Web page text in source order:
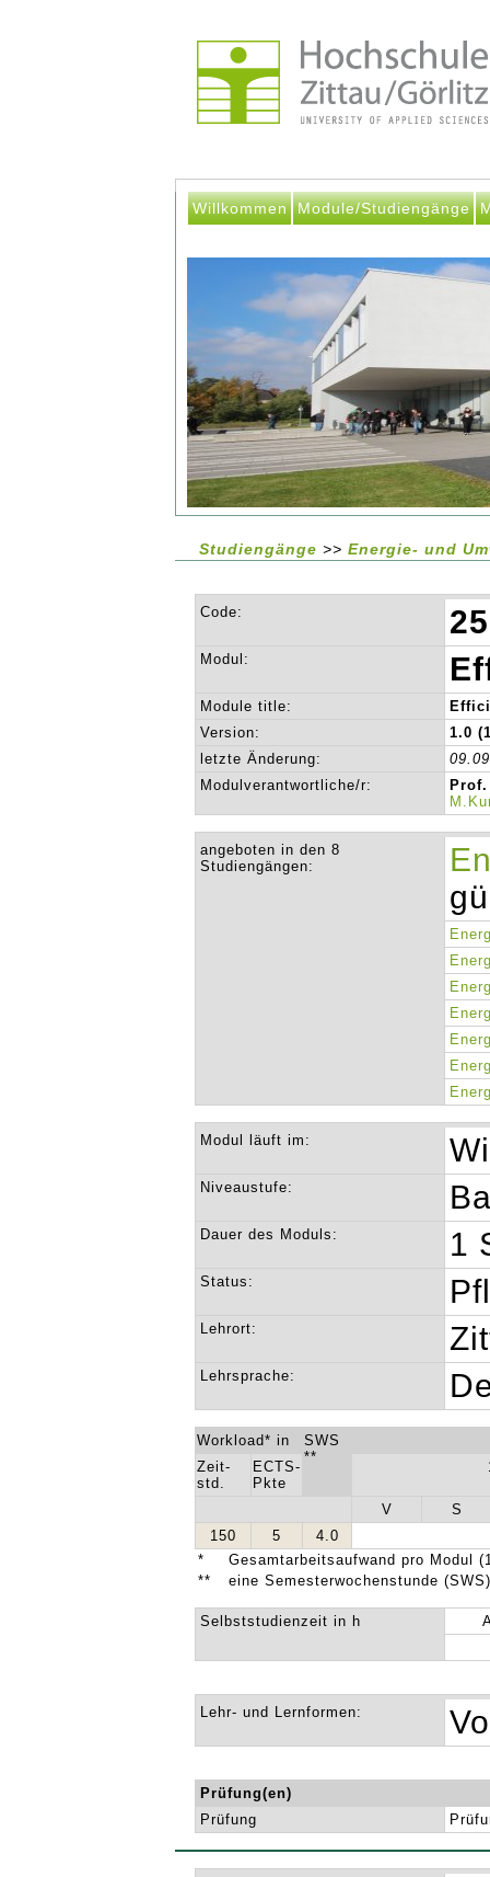
Willkommen Module/Studiengänge
Studiengänge >>Energie- und
Code:
Modul:
Module title:
Version:
1.0
letzte Änderung:
Modulverantwortliche/r:
angeboten in den 8
Studiengängen:
Modul läuft im:
Niveaustufe:
Dauer des Moduls: 1
Status:
Lehrort:
Lehrsprache:
Workload* in
SWS
**
Zeit-
std.
ECTS-
Pkte
V
S
150
5
4.0
*
Gesamtarbeitsaufwand pro Modul
**
eine Semesterwochenstunde
Selbststudienzeit in h
Lehr- und Lernformen:
Prüfung(en)
Prüfung